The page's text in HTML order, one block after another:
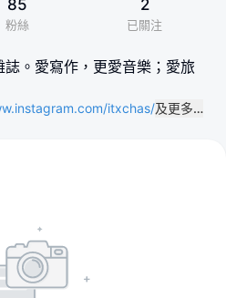
85
粉絲
2
已關注
。愛寫作，更愛音樂；愛旅
itxchas/及更多…